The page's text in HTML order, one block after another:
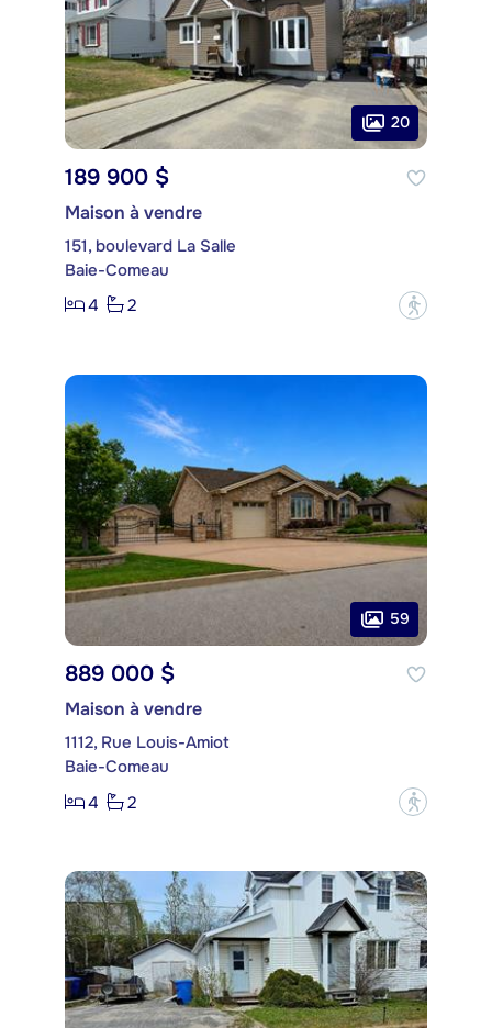
20
189 900 $
Maison à vendre
151, boulevard La Salle
Baie-Comeau
4
2 ?
59
889 000 $
Maison à vendre
1112, Rue Louis-Amiot
Baie-Comeau
4
2 ?